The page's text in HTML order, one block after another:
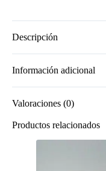
Descripción
Información adicional
Valoraciones (0)
Productos relacionados